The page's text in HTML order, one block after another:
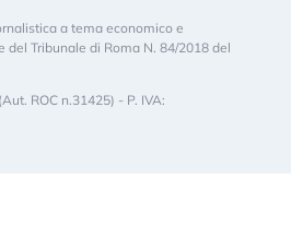
a tema economico e
Tribunale di Roma N. 84/2018 del
ROC n.31425) - P. IVA: